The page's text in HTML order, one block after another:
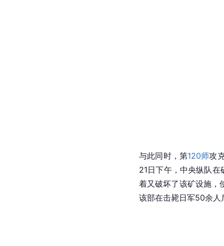
与此同时，第120师攻
21日下午，中央纵队
着又破坏了该矿设施，
该部在击毙日军50余人